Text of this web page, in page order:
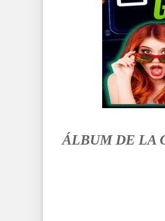
ÁLBUM DE LA